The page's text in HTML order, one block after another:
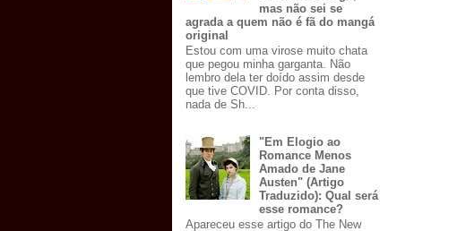
mas não sei se
agrada a quem não é fã do mangá
original
Estou com uma virose muito chata
que pegou minha garganta. Não
lembro dela ter doído assim desde
que tive COVID. Por conta disso,
nada de Sh...
"Em Elogio ao
Romance Menos
Amado de Jane
Austen" (Artigo
Traduzido): Qual será
esse romance?
Apareceu esse artigo do The New